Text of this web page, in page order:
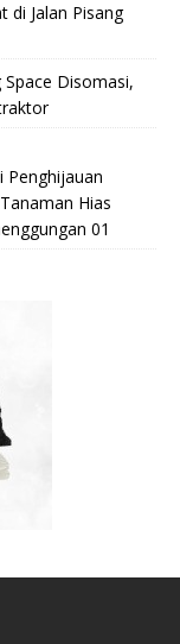
di Jalan Pisang
Disomasi,
Penghijauan
Hias
01